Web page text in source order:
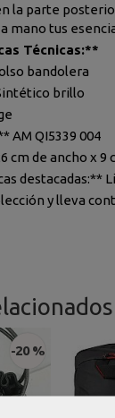
la parte
mano tus
Técnicas:**
bandolera
brillo
AM QI5339 004
cm de ancho x 9
destacadas:**
y lleva
-20 %